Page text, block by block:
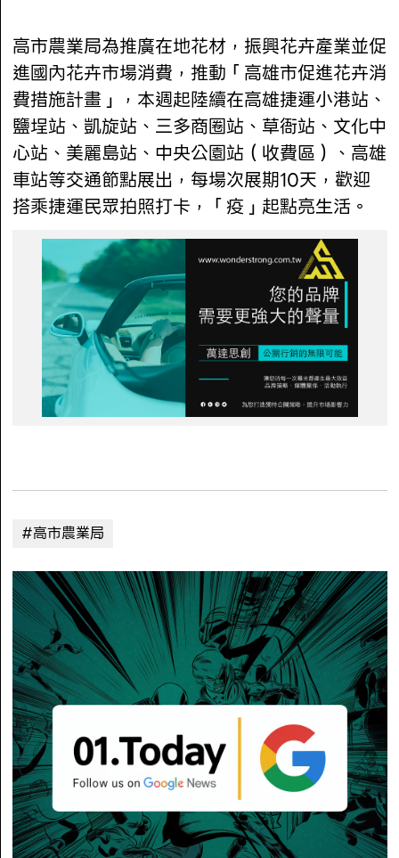
高市農業局為推廣在地花材，振興花卉產業並促
進國內花卉市場消費，推動「高雄市促進花卉消
費措施計畫」，本週起陸續在高雄捷運小港站、
鹽埕站、凱旋站、三多商圈站、草衙站、文化中
心站、美麗島站、中央公園站（收費區）、高雄
車站等交通節點展出，每場次展期10天，歡迎
搭乘捷運民眾拍照打卡，「疫」起點亮生活。
#高市農業局